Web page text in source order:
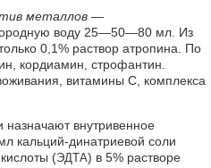
металлов —
воду 25—50—80 мл. Из
0,1% раствор атропина. По
кордиамин, строфантин.
витамины С, комплекса
назначают внутривенное
кальций-динатриевой соли
(ЭДТА) в 5% растворе